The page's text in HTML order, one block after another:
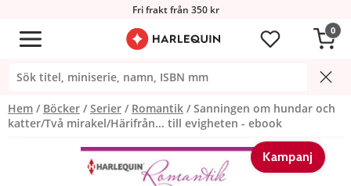
Fri frakt från 350 kr
0
Hem Böcker Serier Romantik
Sanningen om hundar och
katter/Två mirakel/Härifrån... till evigheten - ebook
Kampanj